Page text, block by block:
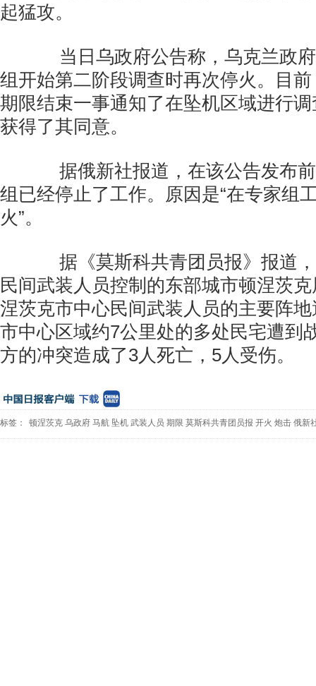
起猛攻。
当日乌政府公告称，乌克兰政府
组开始第二阶段调查时再次停火。目
期限结束一事通知了在坠机区域进行
获得了其同意。
据俄新社报道，在该公告发布前
组已经停止了工作。原因是“在专家组
火”。
据《莫斯科共青团员报》报道，
民间武装人员控制的东部城市顿涅茨
涅茨克市中心民间武装人员的主要阵
市中心区域约7公里处的多处民宅遭到
方的冲突造成了3人死亡，5人受伤。
标签： 顿涅茨克 乌政府 马航 坠机 武装人员 期限 莫斯科共青团员报 开火 炮击 俄新